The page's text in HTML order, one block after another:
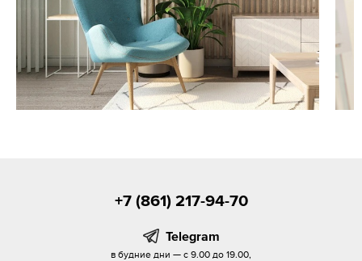
+7 (861) 217-94-70
Telegram
в будние дни — с 9.00 до 19.00,